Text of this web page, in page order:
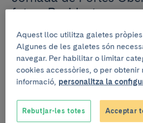
futurs Residents
El 23 de març va tenir lloc la
Obertes 2017 de l’Hospital Clínic
residents, amb un gran èxit de
Aquest lloc utilitza galetes
Algunes de les galetes són
navegar. Per habilitar o limitar
cookies accessòries, o per obtenir
informació, personalitza la
Rebutjar-les totes Acceptar